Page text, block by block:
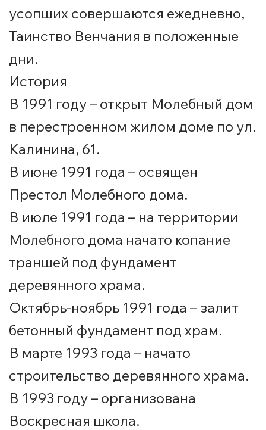
усопших совершаются ежедневно,
Таинство Венчания в положенные
дни.
История
В 1991 году – открыт Молебный дом
в перестроенном жилом доме по ул.
Калинина, 61.
В июне 1991 года – освящен
Престол Молебного дома.
В июле 1991 года – на территории
Молебного дома начато копание
траншей под фундамент
деревянного храма.
Октябрь-ноябрь 1991 года – залит
бетонный фундамент под храм.
В марте 1993 года – начато
строительство деревянного храма.
В 1993 году – организована
Воскресная школа.